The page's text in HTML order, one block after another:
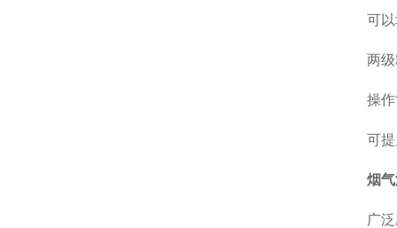
可以增
两级粉
操作简
可提显
烟
广泛应